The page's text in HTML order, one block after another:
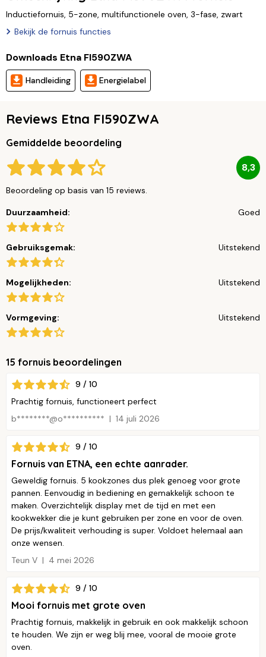
Inductiefornuis, 5-zone, multifunctionele oven, 3-fase, zwart
Bekijk de fornuis functies
Downloads Etna FI590ZWA
Handleiding Energielabel
Reviews Etna FI590ZWA
Gemiddelde beoordeling
8,3
Beoordeling op basis van 15 reviews.
Duurzaamheid: Goed
Gebruiksgemak: Uitstekend
Mogelijkheden: Uitstekend
Vormgeving: Uitstekend
15 fornuis beoordelingen
9 / 10
Prachtig fornuis, functioneert perfect
b********@o**********
14 juli 2026
9 / 10
Fornuis van ETNA, een echte aanrader.
Geweldig fornuis. 5 kookzones dus plek genoeg voor grote
pannen. Eenvoudig in bediening en gemakkelijk schoon te
maken. Overzichtelijk display met de tijd en met een
kookwekker die je kunt gebruiken per zone en voor de oven.
De prijs/kwaliteit verhouding is super. Voldoet helemaal aan
onze wensen.
Teun V
4 mei 2026
9 / 10
Mooi fornuis met grote oven
Prachtig fornuis, makkelijk in gebruik en ook makkelijk schoon
te houden. We zijn er weg blij mee, vooral de mooie grote
oven.